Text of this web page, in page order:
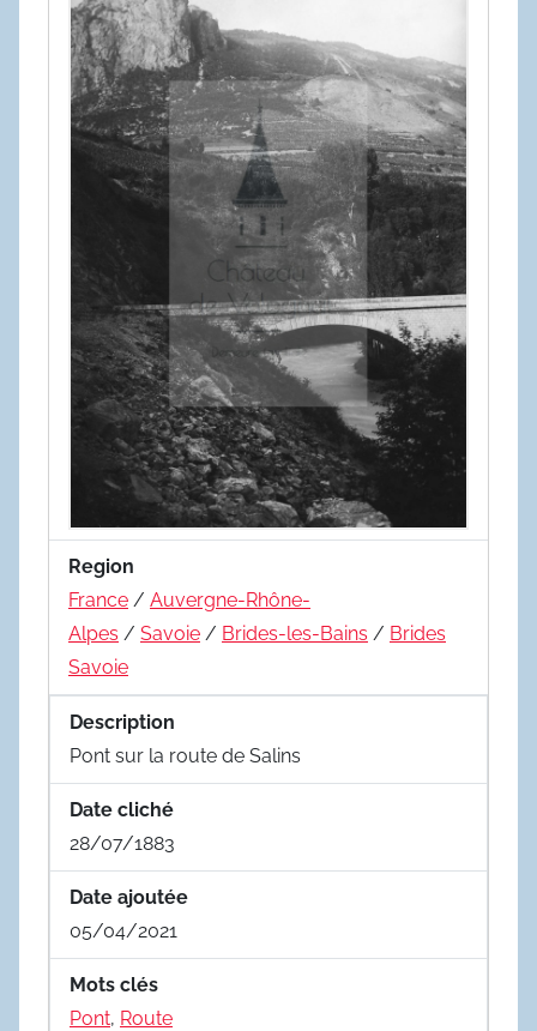
Region
France / Auvergne-Rhône-
Alpes / Savoie / Brides-les-Bains / Brides
Savoie
Description
Pont sur la route de Salins
Date cliché
28/07/1883
Date ajoutée
05/04/2021
Mots clés
Pont, Route